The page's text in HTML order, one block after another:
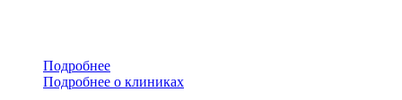
Подробнее
Подробнее о клиниках